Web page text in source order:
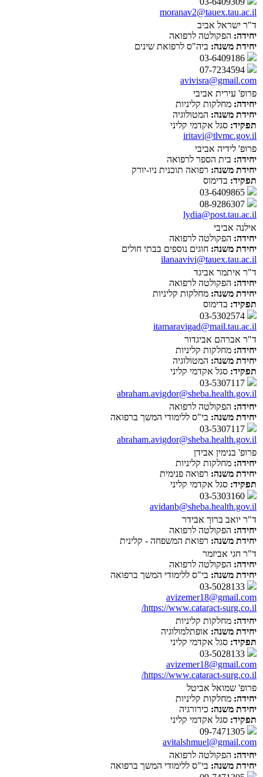
moranav2@tauex.tau.ac.il
ד"ר ישראל אביב
יחידה: הפקולטה לרפואה
יחידת משנה: ביה"ס לרפואת שינים
avivisra@gmail.com
פרופ' עירית אביבי
יחידה: מחלקות קליניות
יחידת משנה: המטולוגיה
תפקיד: סגל אקדמי קליני
iritavi@tlvmc.gov.il
פרופ' לידיה אביבי
יחידה: בית הספר לרפואה
יחידת משנה: רפואה תוכנית ניו-יורק
תפקיד: בדימוס
lydia@post.tau.ac.il
אילנה אביבי
יחידה: הפקולטה לרפואה
יחידת משנה: חוגים נוספים בבתי חולים
ilanaavivi@tauex.tau.ac.il
ד"ר איתמר אביגד
יחידה: הפקולטה לרפואה
יחידת משנה: מחלקות קליניות
תפקיד: בדימוס
itamaravigad@mail.tau.ac.il
ד"ר אברהם אביגדור
יחידה: מחלקות קליניות
יחידת משנה: המטולוגיה
תפקיד: סגל אקדמי קליני
abraham.avigdor@sheba.health.gov.il
יחידה: הפקולטה לרפואה
יחידת משנה: בי"ס ללימודי המשך ברפואה
abraham.avigdor@sheba.health.gov.il
פרופ' בנימין אבידן
יחידה: מחלקות קליניות
יחידת משנה: רפואה פנימית
תפקיד: סגל אקדמי קליני
avidanb@sheba.health.gov.il
ד"ר יואב ברוך אבידר
יחידה: הפקולטה לרפואה
יחידת משנה: רפואת המשפחה - קלינית
ד"ר חגי אביזמר
יחידה: הפקולטה לרפואה
יחידת משנה: בי"ס ללימודי המשך ברפואה
avizemer18@gmail.com
https://www.cataract-surg.co.il/
יחידה: מחלקות קליניות
יחידת משנה: אופתלמולוגיה
תפקיד: סגל אקדמי קליני
avizemer18@gmail.com
https://www.cataract-surg.co.il/
פרופ' שמואל אביטל
יחידה: מחלקות קליניות
יחידת משנה: כירורגיה
תפקיד: סגל אקדמי קליני
avitalshmuel@gmail.com
יחידה: הפקולטה לרפואה
יחידת משנה: בי"ס ללימודי המשך ברפואה